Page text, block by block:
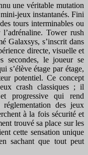
une véritable mutation
jeux instantanés. Fini
tours interminables ou
Tower rush
Galaxsys, s’inscrit dans
directe, visuelle et
secondes, le joueur se
s’élève étage par étage,
potentiel. Ce concept
crash classiques ; il
progressive qui rend
des jeux
à la fois sécurité et
trouvé sa place sur les
cette sensation unique
sachant que tout peut